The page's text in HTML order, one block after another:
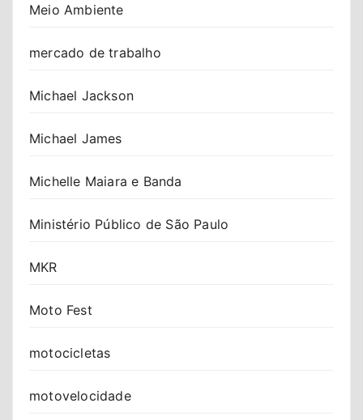
Meio Ambiente
mercado de trabalho
Michael Jackson
Michael James
Michelle Maiara e Banda
Ministério Público de São Paulo
MKR
Moto Fest
motocicletas
motovelocidade